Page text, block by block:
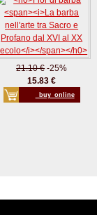
21.10 €-25%
15.83 €
_buy_online